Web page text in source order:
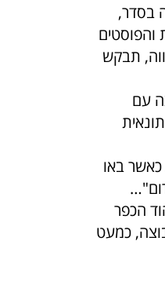
בסדר,
תבקש
עם
כאשר באו
הוד הכפר
כמעט